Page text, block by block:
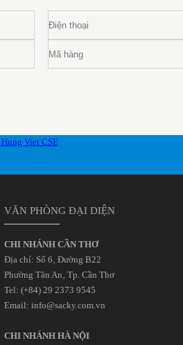
VĂN PHÒNG ĐẠI DIỆN
CHI NHÁNH CẦN THƠ
Địa chỉ: Số 6‚ Đường B22
Phường Tân An‚ Tp. Cần Thơ
Tel: (+84) 29 2373 9545
Email: info@sacky.com.vn
CHI NHÁNH HÀ NỘI